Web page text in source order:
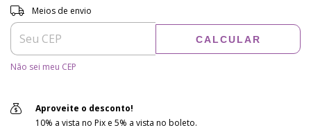
Entregas para o CEP:
Meios de envio
CALCULAR
Não sei meu CEP
Aproveite o desconto!
10% a vista no Pix e 5% a vista no boleto.